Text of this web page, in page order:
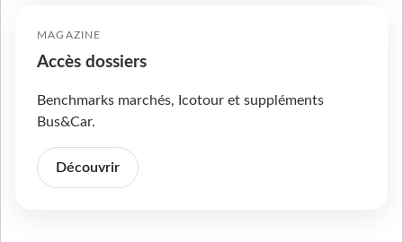
MAGAZINE
Accès dossiers
Benchmarks marchés, Icotour et suppléments
Bus&Car.
Découvrir